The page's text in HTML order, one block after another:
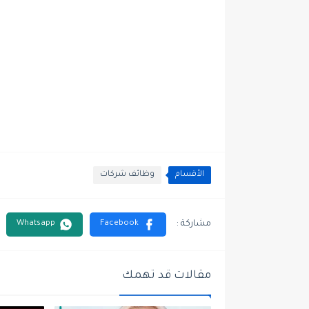
الأقسام وظائف شركات
مقالات قد تهمك